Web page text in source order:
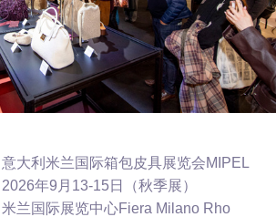
利米兰国际箱包皮具展览会MIPEL
年9月13-15日（秋季展）
国际展览中心Fiera Milano Rho